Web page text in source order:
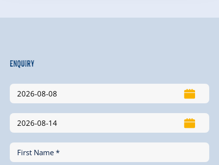
Enquiry
First Name *